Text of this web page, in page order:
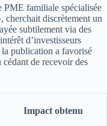
PME familiale spécialisée
cherchait discrètement un
subtilement via des
d’investisseurs
publication a favorisé
de recevoir des
Impact obtenu